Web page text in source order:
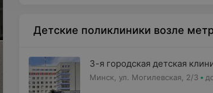
Детские поликлиники возле
3-я городская детская
Минск, ул. Могилевская, 2/3